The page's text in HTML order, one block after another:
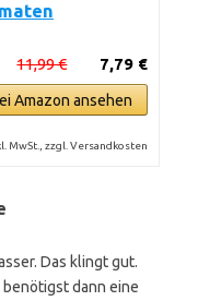
7,79 €
11,99 €
Amazon ansehen
MwSt., zzgl. Versandkosten
Das klingt gut.
dann eine